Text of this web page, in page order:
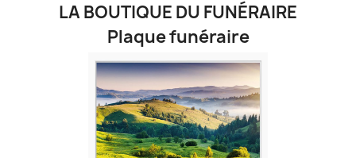
LA BOUTIQUE DU FUNÉRAIRE
Plaque funéraire